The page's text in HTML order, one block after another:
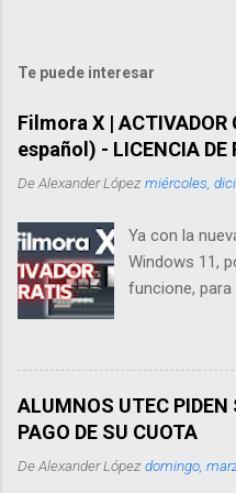
Te puede interesar
Filmora X | ACTIVADOR
español) - LICENCIA DE
DeAlexander López miércoles,
Ya con la
Windows 11,
funcione,
gratitud
Descargar
2020, para
ALUMNOS UTEC PIDEN
PAGO DE SU CUOTA
DeAlexander López domingo,